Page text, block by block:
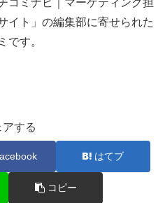
イト」の編集部に寄せられた
です。
アする
はてブ
コピー